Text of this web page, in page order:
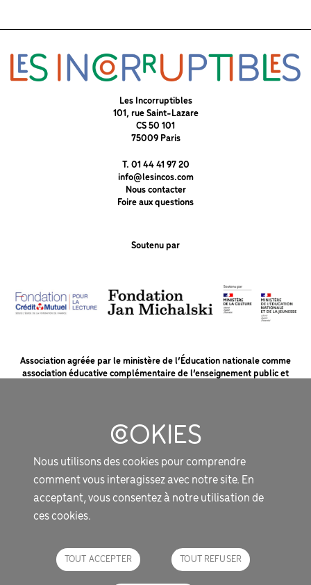
Nous utilisons des cookies pour comprendre
comment vous interagissez avec notre site. En
acceptant, vous consentez à notre utilisation de
ces cookies.
TOUT ACCEPTER TOUT REFUSER
Les Incorruptibles
101, rue Saint-Lazare
CS 50 101
75009 Paris
T. 01 44 41 97 20
info@lesincos.com
Nous contacter
Foire aux questions
Soutenu par
Association agréée par le ministère de l’Éducation nationale comme
association éducative complémentaire de l’enseignement public et
PROTECTION DES DONNÉES
SOUTIENS ET PARTENAIRES
LES INCOS EN DIRECT